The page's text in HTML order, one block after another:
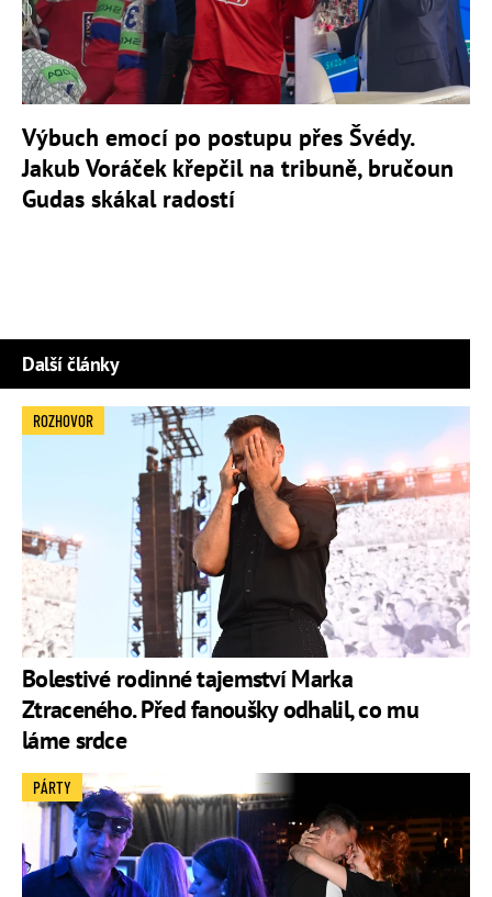
Výbuch emocí po postupu přes Švédy.
Jakub Voráček křepčil na tribuně, bručoun
Gudas skákal radostí
Další články
Bolestivé rodinné tajemství Marka
Ztraceného. Před fanoušky odhalil, co mu
láme srdce
ROZHOVOR
PÁRTY